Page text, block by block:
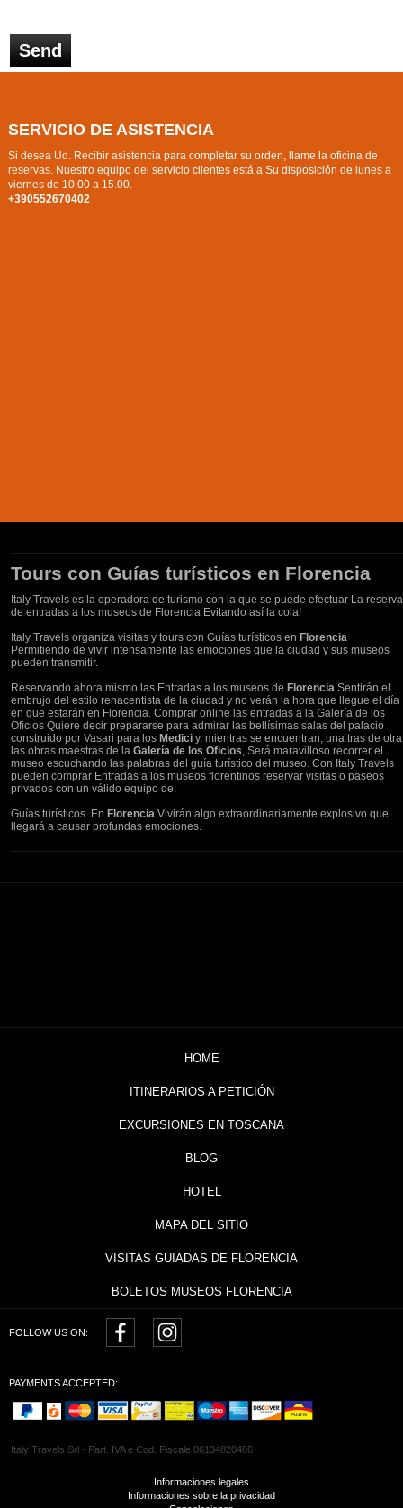
SERVICIO DE ASISTENCIA
Si desea Ud. Recibir asistencia para completar su orden, llame la oficina de
reservas. Nuestro equipo del servicio clientes está a Su disposición de lunes a
viernes de 10.00 a 15.00.
+390552670402
Tours con Guías turísticos en Florencia
Italy Travels es la operadora de turismo con la que se puede efectuar La reserva
de entradas a los museos de Florencia Evitando así la cola!
Italy Travels organiza visitas y tours con Guías turísticos en Florencia
Permitiendo de vivir intensamente las emociones que la ciudad y sus museos
pueden transmitir.
Reservando ahora mismo las Entradas a los museos de Florencia Sentirán el
embrujo del estilo renacentista de la ciudad y no verán la hora que llegue el día
en que estarán en Florencia. Comprar online las entradas a la Galería de los
Oficios Quiere decir prepararse para admirar las bellísimas salas del palacio
construido por Vasari para los Medici y, mientras se encuentran, una tras de
las obras maestras de la Galería de los Oficios, Será maravilloso recorrer el
museo escuchando las palabras del guía turístico del museo. Con Italy Travels
pueden comprar Entradas a los museos florentinos reservar visitas o paseos
privados con un válido equipo de.
Guías turísticos. En Florencia Vivirán algo extraordinariamente explosivo que
llegará a causar profundas emociones.
HOME
ITINERARIOS A PETICIÓN
EXCURSIONES EN TOSCANA
BLOG
HOTEL
MAPA DEL SITIO
VISITAS GUIADAS DE FLORENCIA
BOLETOS MUSEOS FLORENCIA
FOLLOW US ON:
PAYMENTS ACCEPTED:
Italy Travels Srl - Part. IVA e Cod. Fiscale 06134820486
Informaciones legales
Informaciones sobre la privacidad